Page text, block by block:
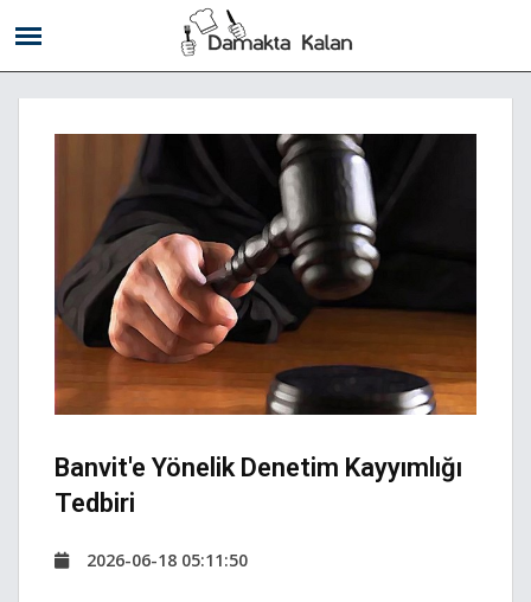
Banvit'e Yönelik Denetim Kayyımlığı
Tedbiri
2026-06-18 05:11:50